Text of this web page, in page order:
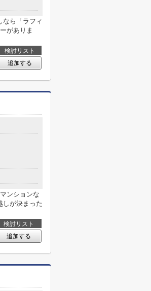
なら「ラフィ
がありま
検討リスト
追加する
ンションな
しが決まった
検討リスト
追加する